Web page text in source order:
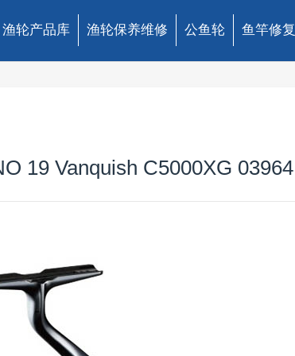
渔轮产品库 渔轮保养维修 公鱼轮 鱼竿修复
19 Vanquish C5000XG 03964